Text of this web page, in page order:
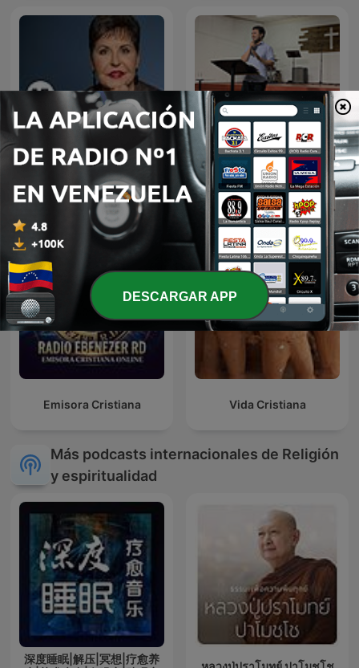
Joyce Meyer Enjoying
Everyday Life® Radio
Podcast
Prédicas
Emisora Cristiana Vida Cristiana
Más podcasts internacionales de Religión
y espiritualidad
深度睡眠|解压|冥想|疗愈养
DESCARGAR APP